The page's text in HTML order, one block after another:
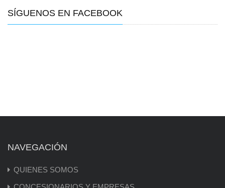
SÍGUENOS EN FACEBOOK
NAVEGACIÓN
QUIENES SOMOS